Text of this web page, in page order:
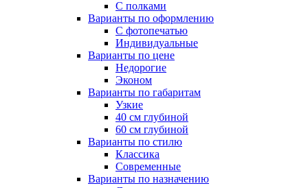
С полками
Варианты по оформлению
С фотопечатью
Индивидуальные
Варианты по цене
Недорогие
Эконом
Варианты по габаритам
Узкие
40 см глубиной
60 см глубиной
Варианты по стилю
Классика
Современные
Варианты по назначению